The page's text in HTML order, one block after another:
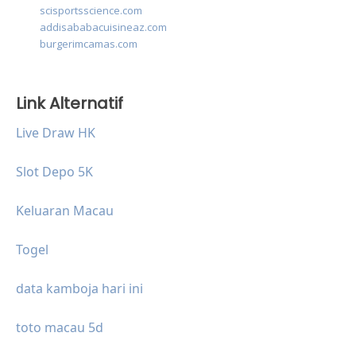
scisportsscience.com
addisababacuisineaz.com
burgerimcamas.com
Link Alternatif
Live Draw HK
Slot Depo 5K
Keluaran Macau
Togel
data kamboja hari ini
toto macau 5d